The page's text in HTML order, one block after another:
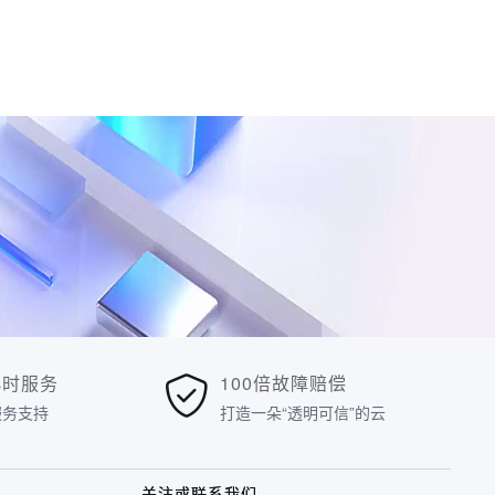
服务
支持
100倍故障赔偿
打造一朵“透明可信”的云